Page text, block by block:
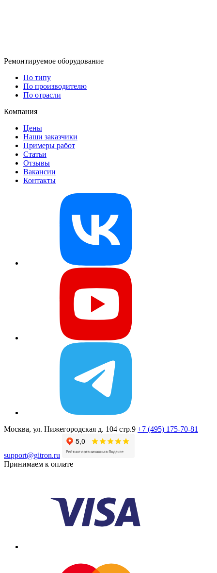
Ремонтируемое оборудование
По типу
По производителю
По отрасли
Компания
Цены
Наши заказчики
Примеры работ
Статьи
Отзывы
Вакансии
Контакты
Москва, ул. Нижегородская д. 104 стр.9 +7 (495) 175-70-81
support@gitron.ru
Принимаем к оплате